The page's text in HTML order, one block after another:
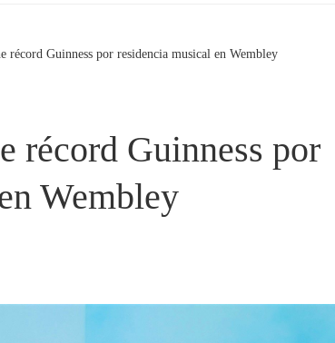
récord Guinness por residencia musical en Wembley
récord Guinness por
Wembley